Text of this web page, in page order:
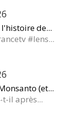
de...
#lens...
(et...
t-il après...